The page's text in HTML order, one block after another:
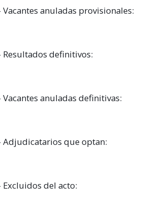
Vacantes anuladas provisionales:
Resultados definitivos:
Vacantes anuladas definitivas:
Adjudicatarios que optan:
Excluidos del acto: